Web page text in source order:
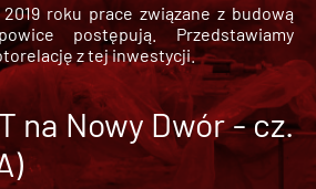
roku prace związane z budową
postępują. Przedstawiamy
z tej inwestycji.
na Nowy Dwór - cz.